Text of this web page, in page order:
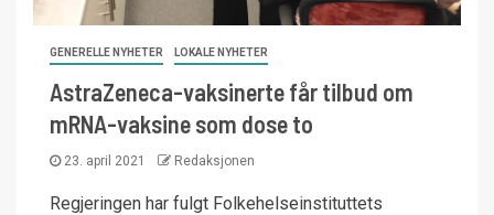
GENERELLE NYHETER LOKALE NYHETER
AstraZeneca-vaksinerte får tilbud om
mRNA-vaksine som dose to
23. april 2021 Redaksjonen
Regjeringen har fulgt Folkehelseinstituttets